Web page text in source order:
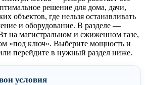
решение для дома, дачи,
объектов, где нельзя останавливать
и оборудование. В разделе —
на магистральном и сжиженном газе,
«под ключ». Выберите мощность и
перейдите в нужный раздел ниже.
условия